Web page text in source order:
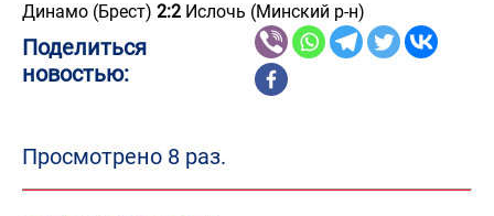
Динамо (Брест) 2:2 Ислочь (Минский р-н)
Поделиться
новостью:
Просмотрено 8 раз.